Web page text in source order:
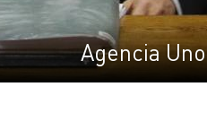
Agencia Uno